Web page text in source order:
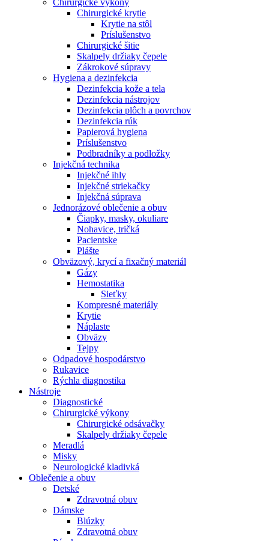
Chirurgické výkony
Chirurgické krytie
Krytie na stôl
Príslušenstvo
Chirurgické šitie
Skalpely držiaky čepele
Zákrokové súpravy
Hygiena a dezinfekcia
Dezinfekcia kože a tela
Dezinfekcia nástrojov
Dezinfekcia plôch a povrchov
Dezinfekcia rúk
Papierová hygiena
Príslušenstvo
Podbradníky a podložky
Injekčná technika
Injekčné ihly
Injekčné striekačky
Injekčná súprava
Jednorázové oblečenie a obuv
Čiapky, masky, okuliare
Nohavice, tričká
Pacientske
Plášte
Obväzový, krycí a fixačný materiál
Gázy
Hemostatika
Sieťky
Kompresné materiály
Krytie
Náplaste
Obväzy
Tejpy
Odpadové hospodárstvo
Rukavice
Rýchla diagnostika
Nástroje
Diagnostické
Chirurgické výkony
Chirurgické odsávačky
Skalpely držiaky čepele
Meradlá
Misky
Neurologické kladivká
Oblečenie a obuv
Detské
Zdravotná obuv
Dámske
Blúzky
Zdravotná obuv